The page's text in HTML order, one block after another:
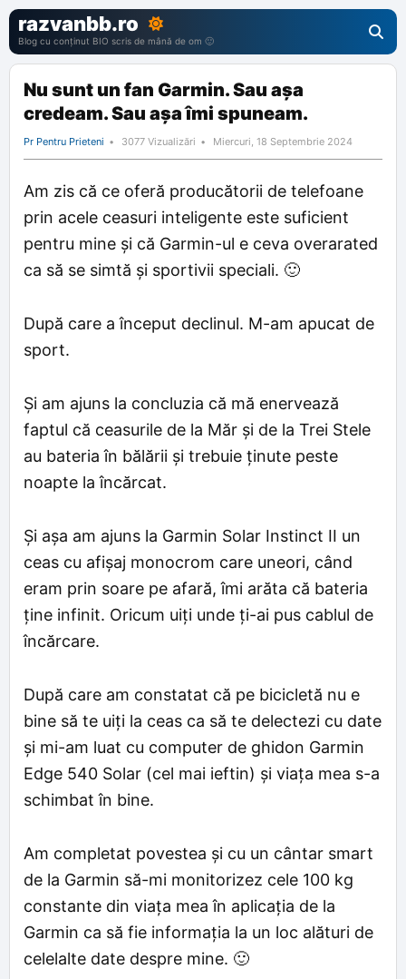
razvanbb.ro
Blog cu conținut BIO scris de mână de om 🙂
Nu sunt un fan Garmin. Sau așa
credeam. Sau așa îmi spuneam.
Pr Pentru Prieteni 3077 Vizualizări Miercuri, 18 Septembrie 2024
Am zis că ce oferă producătorii de telefoane
prin acele ceasuri inteligente este suficient
pentru mine și că Garmin-ul e ceva overarated
ca să se simtă și sportivii speciali. 🙂
După care a început declinul. M-am apucat de
sport.
Și am ajuns la concluzia că mă enervează
faptul că ceasurile de la Măr și de la Trei Stele
au bateria în bălării și trebuie ținute peste
noapte la încărcat.
Și așa am ajuns la Garmin Solar Instinct II un
ceas cu afișaj monocrom care uneori, când
eram prin soare pe afară, îmi arăta că bateria
ține infinit. Oricum uiți unde ți-ai pus cablul de
încărcare.
După care am constatat că pe bicicletă nu e
bine să te uiți la ceas ca să te delectezi cu date
și mi-am luat cu computer de ghidon Garmin
Edge 540 Solar (cel mai ieftin) și viața mea s-a
schimbat în bine.
Am completat povestea și cu un cântar smart
de la Garmin să-mi monitorizez cele 100 kg
constante din viața mea în aplicația de la
Garmin ca să fie informația la un loc alături de
celelalte date despre mine. 🙂